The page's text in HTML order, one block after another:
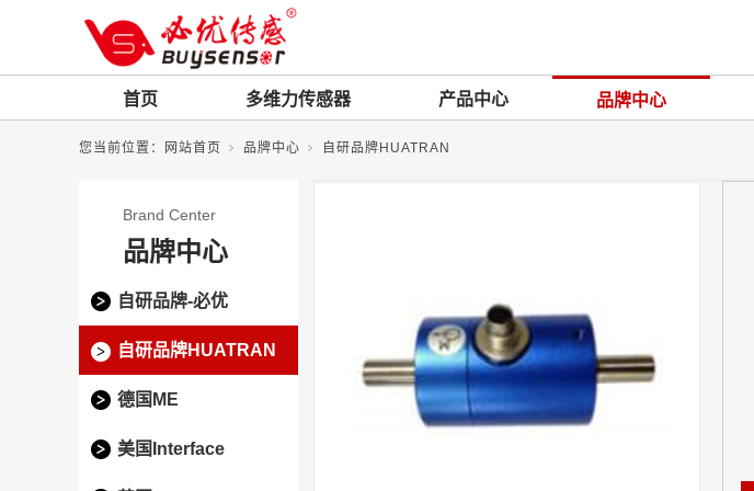
首页 多维力传感器 产品中心 品牌中心
您当前位置： 网站首页 品牌中心 自研品牌HUATRAN
Brand Center
品牌中心
自研品牌-必优
自研品牌HUATRAN
德国ME
美国Interface